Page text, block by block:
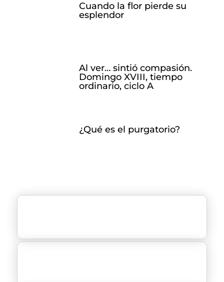
Cuando la flor pierde su
esplendor
Al ver… sintió compasión.
Domingo XVIII, tiempo
ordinario, ciclo A
¿Qué es el purgatorio?